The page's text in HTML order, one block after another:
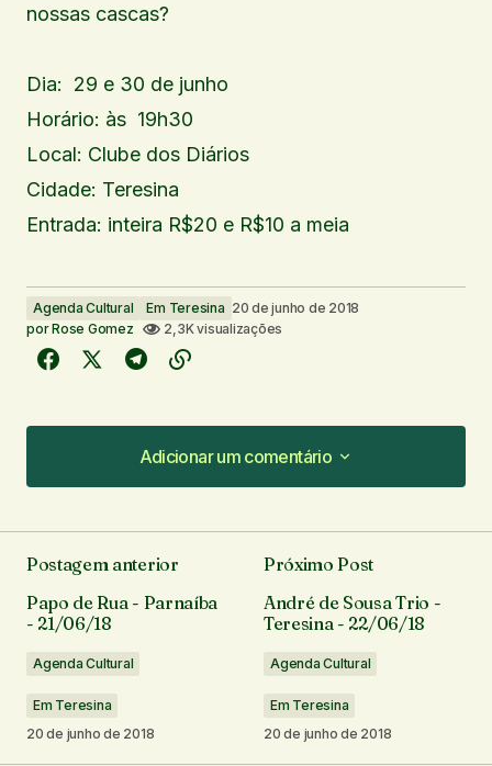
nossas cascas?
Dia: 29 e 30 de junho
Horário: às 19h30
Local: Clube dos Diários
Cidade: Teresina
Entrada: inteira R$20 e R$10 a meia
Agenda Cultural Em Teresina 20 de junho de 2018
porRose Gomez 2,3K visualizações
Adicionar um comentário
Adicionar um comentário
O seu endereço de e-mail não será publicado.
Campos obrigatórios são marcados com*
Comentário
Postagem anterior
Papo de Rua - Parnaíba
- 21/06/18
Agenda Cultural
Em Teresina
20 de junho de 2018
Próximo Post
André de Sousa Trio -
Teresina - 22/06/18
Agenda Cultural
Em Teresina
20 de junho de 2018